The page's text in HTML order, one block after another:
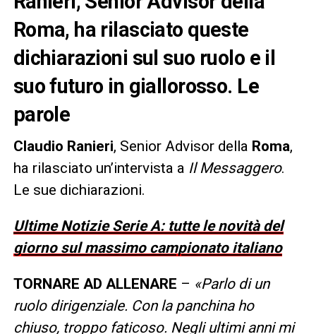
Roma, ha rilasciato queste
dichiarazioni sul suo ruolo e il
suo futuro in giallorosso. Le
parole
Claudio Ranieri, Senior Advisor della Roma,
ha rilasciato un’intervista a Il Messaggero.
Le sue dichiarazioni.
Ultime Notizie Serie A: tutte le novità del
giorno sul massimo campionato italiano
TORNARE AD ALLENARE – «Parlo di un
ruolo dirigenziale. Con la panchina ho
chiuso, troppo faticoso. Negli ultimi anni mi